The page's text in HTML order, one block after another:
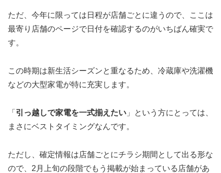
ただ、今年に限っては日程が店舗ごとに違うので、ここは
最寄り店舗のページで日付を確認するのがいちばん確実で
す。
この時期は新生活シーズンと重なるため、冷蔵庫や洗濯機
などの大型家電が特に充実します。
「 引っ越しで家電を一式揃えたい 」という方にとっては、
まさにベストタイミングなんです。
ただし、確定情報は店舗ごとにチラシ期間として出る形な
ので、2月上旬の段階でもう掲載が始まっている店舗があ